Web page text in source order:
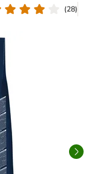
(28)